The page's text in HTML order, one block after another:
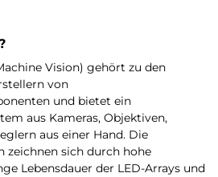
Vision) gehört zu den
von
und bietet ein
aus Kameras, Objektiven,
aus einer Hand. Die
zeichnen sich durch hohe
Lebensdauer der LED-Arrays und